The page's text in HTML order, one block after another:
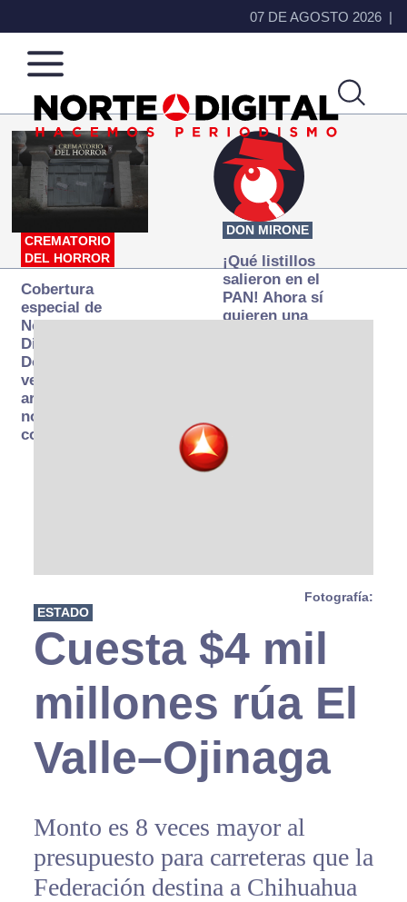
07 DE AGOSTO 2026
Norte
de
Ciudad
Más
que
noticias,
hacemos periodismo
CREMATORIO
DEL HORROR
Cobertura
especial de
Norte
Digital:
Donde la
verdad
arde… pero
no se
consume
DON MIRONE
¡Qué listillos
salieron en el
PAN! Ahora sí
quieren una
Fotografía:
ESTADO
Cuesta $4 mil
millones rúa El
Valle–Ojinaga
Monto es 8 veces mayor al
presupuesto para carreteras que la
Federación destina a Chihuahua